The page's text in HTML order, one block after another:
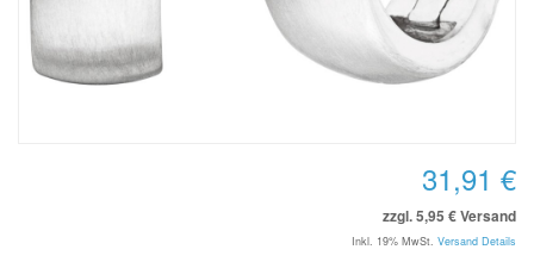
31,91 €
zzgl. 5,95 € Versand
Inkl. 19% MwSt. Versand Details